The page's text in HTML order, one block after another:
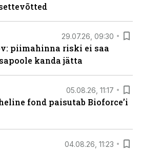
29.07.26, 09:30
piimahinna riski ei saa
kanda jätta
05.08.26, 11:17
fond paisutab Bioforce’i
04.08.26, 11:23